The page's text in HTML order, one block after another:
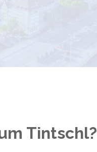
Tintschl?